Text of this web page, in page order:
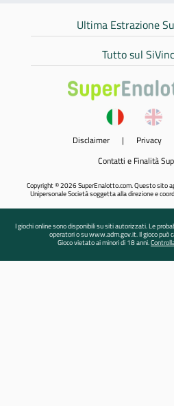
Ultima Estrazione
Tutto sul
Disclaimer | Privacy
Contatti e Finalità
Copyright © 2026 SuperEnalotto.com. Questo sito
Unipersonale Società soggetta alla direzione e
I giochi online sono disponibili su siti autorizzati. Le
operatori o su www.adm.gov.it. Il gioco può
Gioco vietato ai minori di 18 anni.